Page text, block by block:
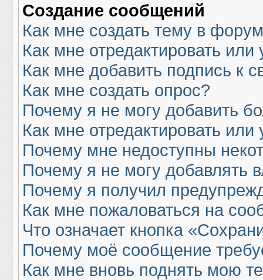
Создание сообщений
Как мне создать тему в
Как мне отредактировать
Как мне добавить подпись к
Как мне создать опрос?
Почему я не могу добавить
Как мне отредактировать или
Почему мне недоступны
Почему я не могу добавлять
Почему я получил
Как мне пожаловаться на
Что означает кнопка
Почему моё сообщение
Как мне вновь поднять мою